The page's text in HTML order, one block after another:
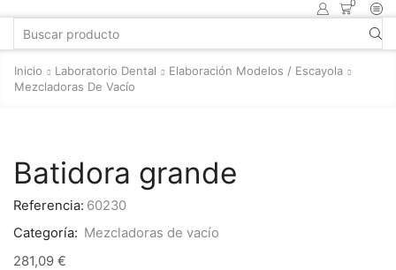
0
Inicio Laboratorio Dental
Elaboración Modelos / Escayola
Mezcladoras De Vacío
Batidora grande
Referencia: 60230
Categoría: Mezcladoras de vacío
281,09 €